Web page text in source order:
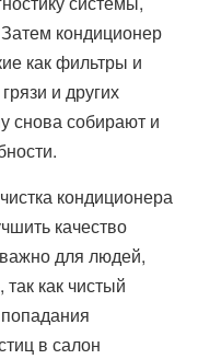
кондиционер
как фильтры и
и других
снова собирают и
кондиционера
качество
для людей,
как чистый
в салон